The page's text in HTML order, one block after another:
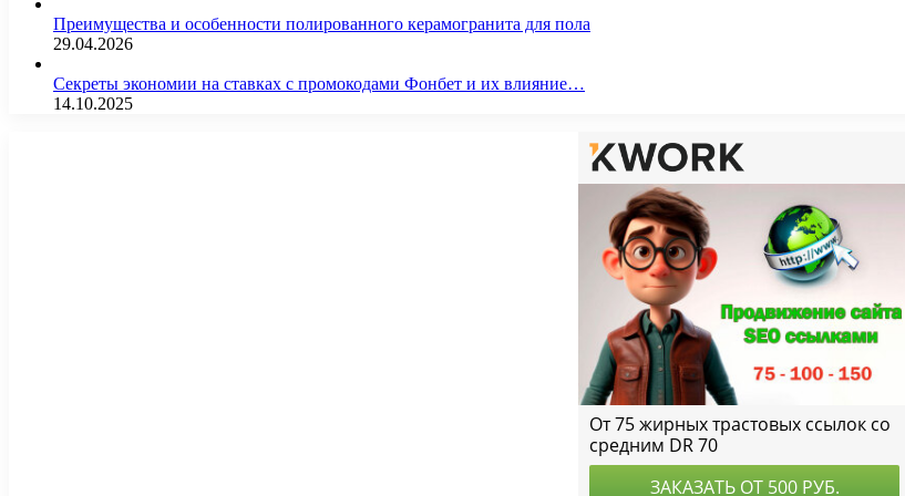
Преимущества и особенности полированного керамогранита для пола
29.04.2026
Секреты экономии на ставках с промокодами Фонбет и их влияние…
14.10.2025